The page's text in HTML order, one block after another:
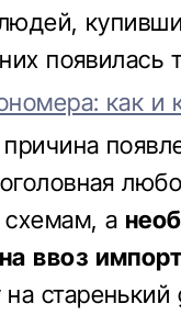
появилась
как и
а
ввоз
старенький